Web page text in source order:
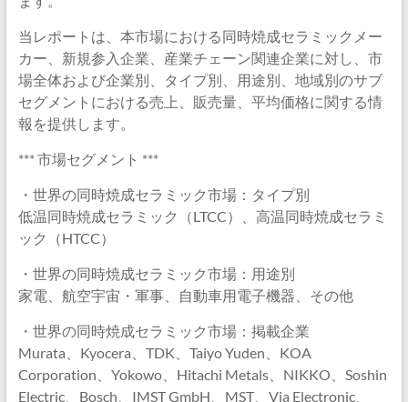
当レポートは、本市場における同時焼成セラミックメー
カー、新規参入企業、産業チェーン関連企業に対し、市
場全体および企業別、タイプ別、用途別、地域別のサブ
セグメントにおける売上、販売量、平均価格に関する情
報を提供します。
*** 市場セグメント ***
・世界の同時焼成セラミック市場：タイプ別
低温同時焼成セラミック（LTCC）、高温同時焼成セラミ
ック（HTCC）
・世界の同時焼成セラミック市場：用途別
家電、航空宇宙・軍事、自動車用電子機器、その他
・世界の同時焼成セラミック市場：掲載企業
Murata、Kyocera、TDK、Taiyo Yuden、KOA
Corporation、Yokowo、Hitachi Metals、NIKKO、Soshin
Electric、Bosch、IMST GmbH、MST、Via Electronic、